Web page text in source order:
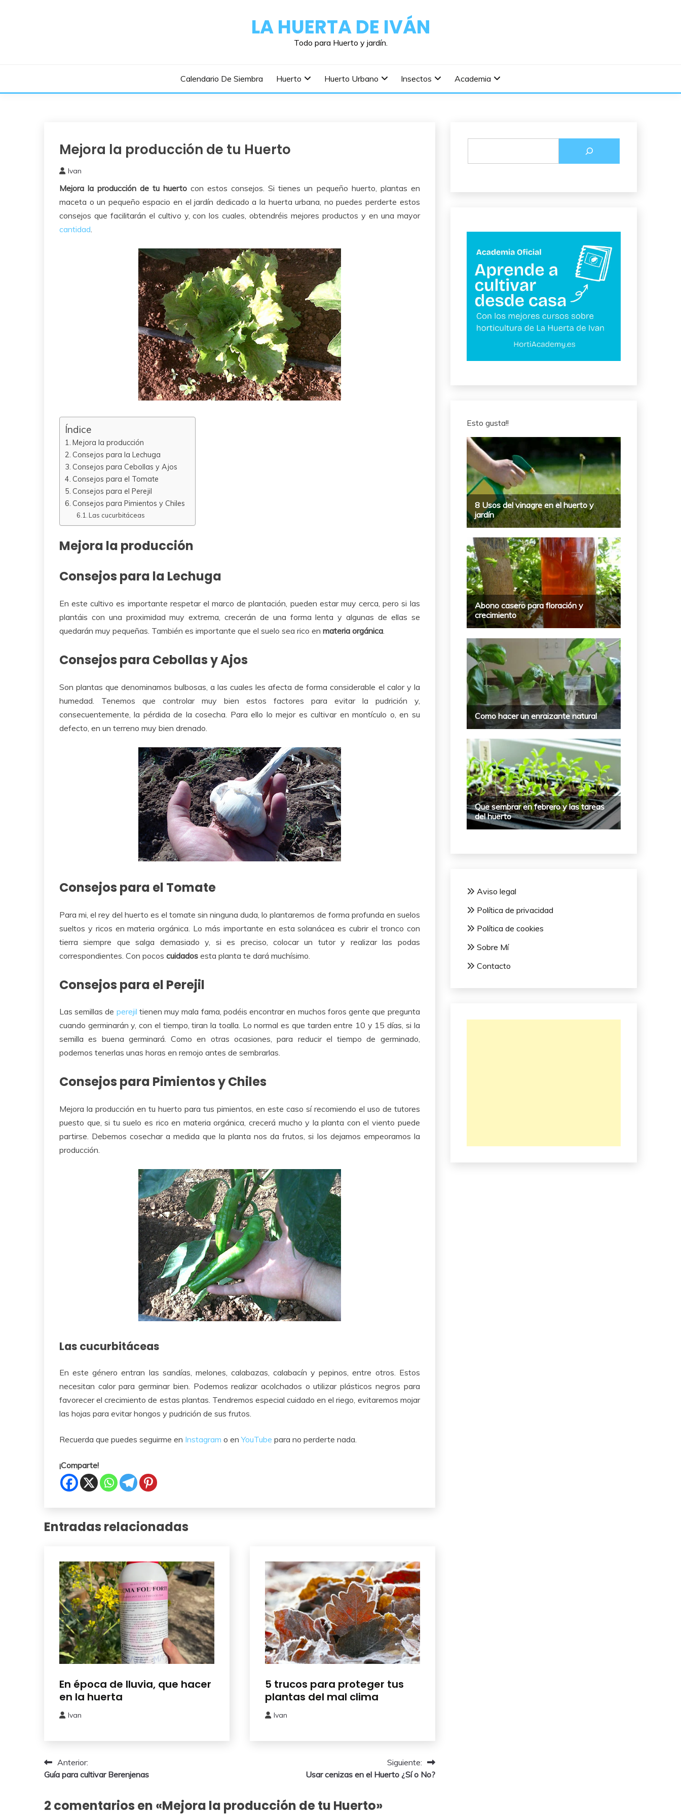
LA HUERTA DE IVÁN
Todo para Huerto y jardín.
Calendario De Siembra Huerto Huerto Urbano Insectos Academia
Cuidados
Huerto
Mejora la producción de tu Huerto
julio,
2015
Ivan
Mejora la producción de tu huertocon estos consejos. Si tienes un pequeño huerto, plantas en
maceta o un pequeño espacio en el jardín dedicado a la huerta urbana, no puedes perderte estos
consejos que facilitarán el cultivo y, con los cuales, obtendréis mejores productos y en una mayor
cantidad.
Índice
Mejora la producción
Consejos para la Lechuga
Consejos para Cebollas y Ajos
Consejos para el Tomate
Consejos para el Perejil
Consejos para Pimientos y Chiles
Las cucurbitáceas
Mejora la producción
Consejos para la Lechuga
En este cultivo es importante respetar el marco de plantación, pueden estar muy cerca, pero si las
plantáis con una proximidad muy extrema, crecerán de una forma lenta y algunas de ellas se
quedarán muy pequeñas. También es importante que el suelo sea rico en materia orgánica
Consejos para Cebollas y Ajos
Son plantas que denominamos bulbosas, a las cuales les afecta de forma considerable el calor y la
humedad. Tenemos que controlar muy bien estos factores para evitar la pudrición y,
consecuentemente, la pérdida de la cosecha. Para ello lo mejor es cultivar en montículo o, en su
defecto, en un terreno muy bien drenado.
Consejos para el Tomate
Para mi, el rey del huerto es el tomate sin ninguna duda, lo plantaremos de forma profunda en suelos
sueltos y ricos en materia orgánica. Lo más importante en esta solanácea es cubrir el tronco con
tierra siempre que salga demasiado y, si es preciso, colocar un tutor y realizar las podas
correspondientes. Con pocos cuidados esta planta te dará muchísimo.
Consejos para el Perejil
Las semillas de perejil tienen muy mala fama, podéis encontrar en muchos foros gente que pregunta
cuando germinarán y, con el tiempo, tiran la toalla. Lo normal es que tarden entre 10 y 15 días, si la
semilla es buena germinará. Como en otras ocasiones, para reducir el tiempo de germinado,
podemos tenerlas unas horas en remojo antes de sembrarlas.
Consejos para Pimientos y Chiles
Mejora la producción en tu huerto para tus pimientos, en este caso sí recomiendo el uso de tutores
puesto que, si tu suelo es rico en materia orgánica, crecerá mucho y la planta con el viento puede
partirse. Debemos cosechar a medida que la planta nos da frutos, si los dejamos empeoramos la
producción.
Las cucurbitáceas
En este género entran las sandías, melones, calabazas, calabacín y pepinos, entre otros. Estos
necesitan calor para germinar bien. Podemos realizar acolchados o utilizar plásticos negros para
favorecer el crecimiento de estas plantas. Tendremos especial cuidado en el riego, evitaremos mojar
las hojas para evitar hongos y pudrición de sus frutos.
Recuerda que puedes seguirme en Instagram o enYouTube para no perderte nada.
¡Comparte!
Entradas relacionadas
Cuidados
del
Huerto
En época de lluvia, que hacer
en la huerta
Ivan
Cuidados
del
Huerto
5 trucos para proteger tus
plantas del mal clima
Ivan
Navegación
de
entradas
Anterior:
Guía para cultivar Berenjenas
Siguiente:
Usar cenizas en el Huerto ¿Sí o No?
2 comentarios en «Mejora la producción de tu Huerto»
Esto gusta!!
Aviso legal
Política de privacidad
Política de cookies
Sobre Mí
Contacto